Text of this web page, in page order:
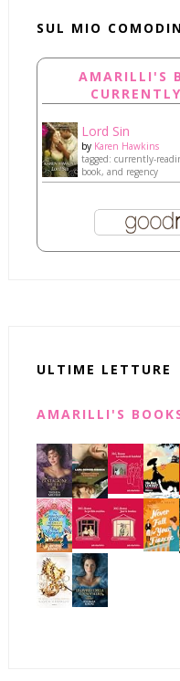
SUL MIO
AMARILLI'S
Lord Sin
by Karen Hawkins
tagged: currently-
book, and regency
ULTIME LETTURE
AMARILLI'S